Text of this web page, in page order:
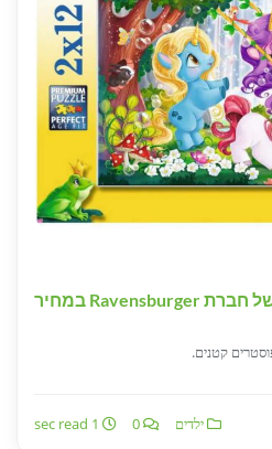
פזל של חדי קרן קסומים של חברת Ravensburger במחיר
קטנים.
ילדים